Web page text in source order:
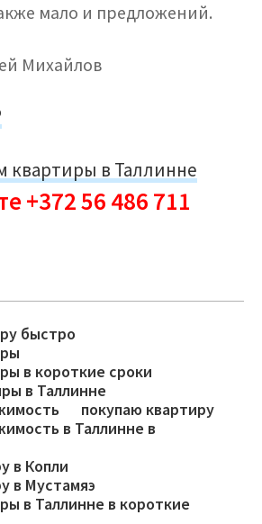
мало и предложений.
Михайлов
квартиры в Таллинне
+372 56 486 711
быстро
в короткие сроки
в Таллинне
покупаю квартиру
в Таллинне в
в Копли
в Мустамяэ
в Таллинне в короткие